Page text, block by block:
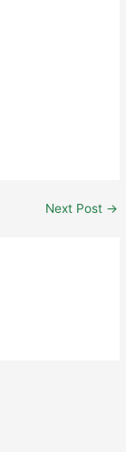
Next Post →